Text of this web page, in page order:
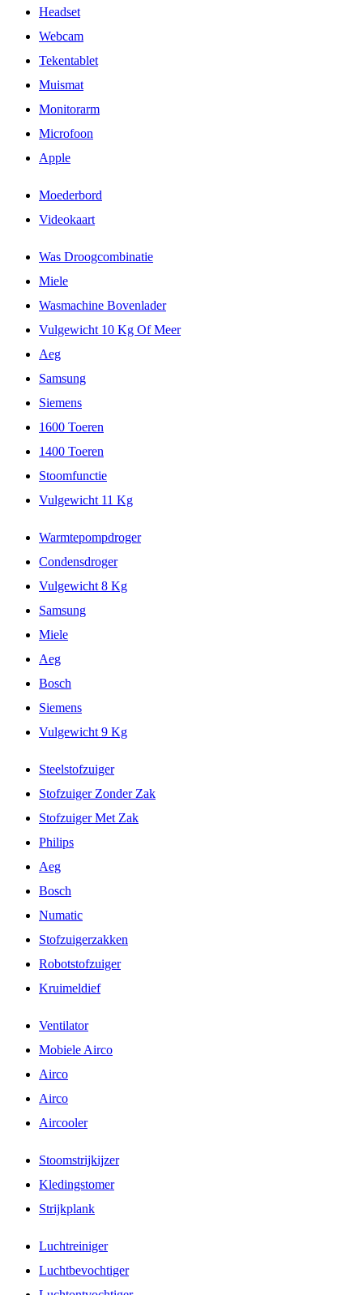
Headset
Webcam
Tekentablet
Muismat
Monitorarm
Microfoon
Apple
Moederbord
Videokaart
Was Droogcombinatie
Miele
Wasmachine Bovenlader
Vulgewicht 10 Kg Of Meer
Aeg
Samsung
Siemens
1600 Toeren
1400 Toeren
Stoomfunctie
Vulgewicht 11 Kg
Warmtepompdroger
Condensdroger
Vulgewicht 8 Kg
Samsung
Miele
Aeg
Bosch
Siemens
Vulgewicht 9 Kg
Steelstofzuiger
Stofzuiger Zonder Zak
Stofzuiger Met Zak
Philips
Aeg
Bosch
Numatic
Stofzuigerzakken
Robotstofzuiger
Kruimeldief
Ventilator
Mobiele Airco
Airco
Airco
Aircooler
Stoomstrijkijzer
Kledingstomer
Strijkplank
Luchtreiniger
Luchtbevochtiger